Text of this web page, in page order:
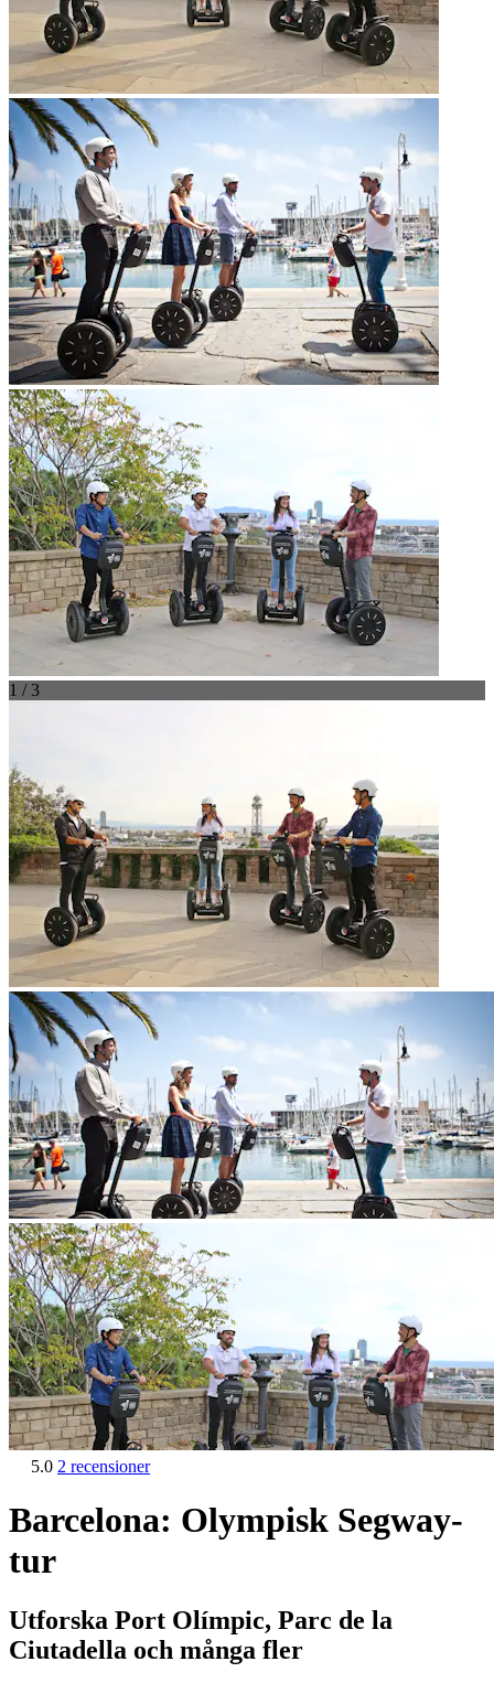
1 / 3
5.0 2 recensioner
Barcelona: Olympisk Segway-
tur
Utforska Port Olímpic, Parc de la
Ciutadella och många fler